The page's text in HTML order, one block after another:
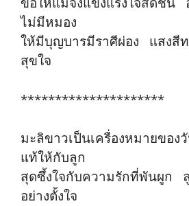
ไม่มีหมอง
ให้มีบุญบารมีราศีผ่อง แสงสี
สุขใจ
*********************
มะลิขาวเป็นเครื่องหมายขอ
แท้ให้กับลูก
สุดซึ้งใจกับความรักที่พันผูก
อย่างตั้งใจ